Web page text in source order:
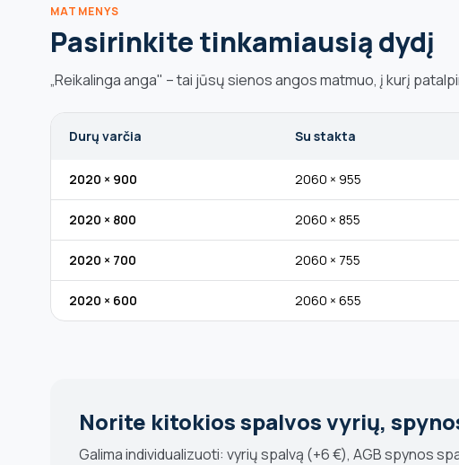
MATMENYS
Pasirinkite tinkamiausią dydį
„Reikalinga anga" – tai jūsų sienos angos matmuo, į kurį
Durų varčia Su stakta
2020 × 900 2060 × 955
2020 × 800 2060 × 855
2020 × 700 2060 × 755
2020 × 600 2060 × 655
Norite kitokios spalvos vyrių,
Galima individualizuoti: vyrių spalvą (+6 €), AGB spynos